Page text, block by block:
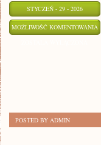
STYCZEŃ - 29 - 2026
MOŻLIWOŚĆ KOMENTOWANIA
POSTED BY ADMIN